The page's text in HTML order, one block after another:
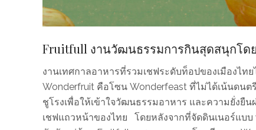
Fruitfull งานวัฒนธรรมการกินสุดสนุกโด
งานเทศกาลอาหารที่รวมเชฟระดับท็อปของเมืองไ
Wonderfruit คือโซน Wonderfeast ที่ไม่ได้เน้นดน
ชูโรงเพื่อให้เข้าใจวัฒนธรรมอาหาร และความยั่งยืน
เชฟแถวหน้าของไทย โดยหลังจากที่จัดดินเนอร์แบ